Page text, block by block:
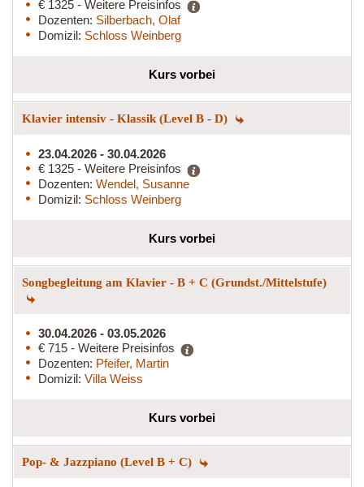
€ 1325 - Weitere Preisinfos
Dozenten: Silberbach, Olaf
Domizil: Schloss Weinberg
Kurs vorbei
Klavier intensiv - Klassik (Level B - D)
23.04.2026 - 30.04.2026
€ 1325 - Weitere Preisinfos
Dozenten: Wendel, Susanne
Domizil: Schloss Weinberg
Kurs vorbei
Songbegleitung am Klavier - B + C (Grundst./Mittelstufe)
30.04.2026 - 03.05.2026
€ 715 - Weitere Preisinfos
Dozenten: Pfeifer, Martin
Domizil: Villa Weiss
Kurs vorbei
Pop- & Jazzpiano (Level B + C)